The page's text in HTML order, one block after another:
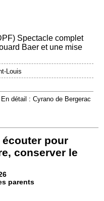
Spectacle complet
Baer et une mise
Louis
En détail : Cyrano de Bergerac
pour
conserver le
parents